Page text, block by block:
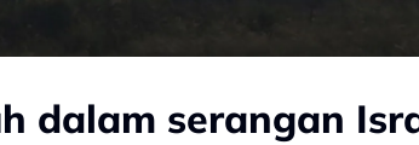
dalam serangan